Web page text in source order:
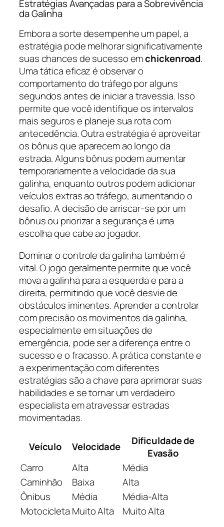
Estratégias Avançadas para a Sobrevivência
da Galinha
Embora a sorte desempenhe um papel, a
estratégia pode melhorar significativamente
suas chances de sucesso emchickenroad.
Uma tática eficaz é observar o
comportamento do tráfego por alguns
segundos antes de iniciar a travessia. Isso
permite que você identifique os intervalos
mais seguros e planeje sua rota com
antecedência. Outra estratégia é aproveitar
os bônus que aparecem ao longo da
estrada. Alguns bônus podem aumentar
temporariamente a velocidade da sua
galinha, enquanto outros podem adicionar
veículos extras ao tráfego, aumentando o
desafio. A decisão de arriscar-se por um
bônus ou priorizar a segurança é uma
escolha que cabe ao jogador.
Dominar o controle da galinha também é
vital. O jogo geralmente permite que você
mova a galinha para a esquerda e para a
direita, permitindo que você desvie de
obstáculos iminentes. Aprender a controlar
com precisão os movimentos da galinha,
especialmente em situações de
emergência, pode ser a diferença entre o
sucesso e o fracasso. A prática constante e
a experimentação com diferentes
estratégias são a chave para aprimorar suas
habilidades e se tornar um verdadeiro
especialista em atravessar estradas
movimentadas.
Veículo Velocidade
Dificuldade de
Evasão
Carro
Alta
Média
Caminhão
Baixa
Alta
Ônibus
Média
Média-Alta
Motocicleta Muito Alta
Muito Alta